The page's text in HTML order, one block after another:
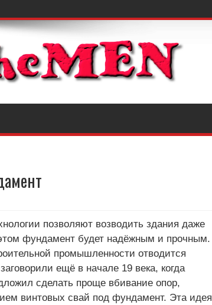
позволяют возводить здания даже
фундамент будет надёжным и прочным.
промышленности отводится
ещё в начале 19 века, когда
сделать проще вбивание опор,
винтовых свай под фундамент. Эта идея